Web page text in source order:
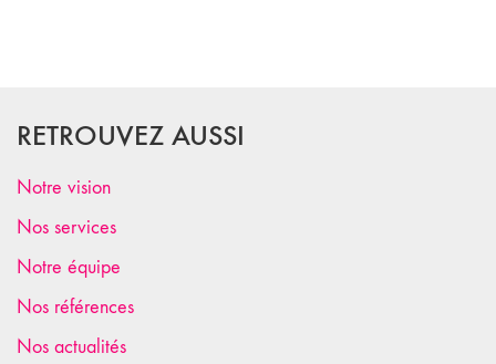
RETROUVEZ AUSSI
Notre vision
Nos services
Notre équipe
Nos références
Nos actualités